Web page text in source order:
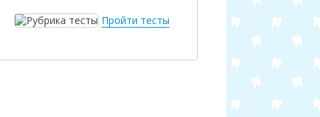
Пройти тесты